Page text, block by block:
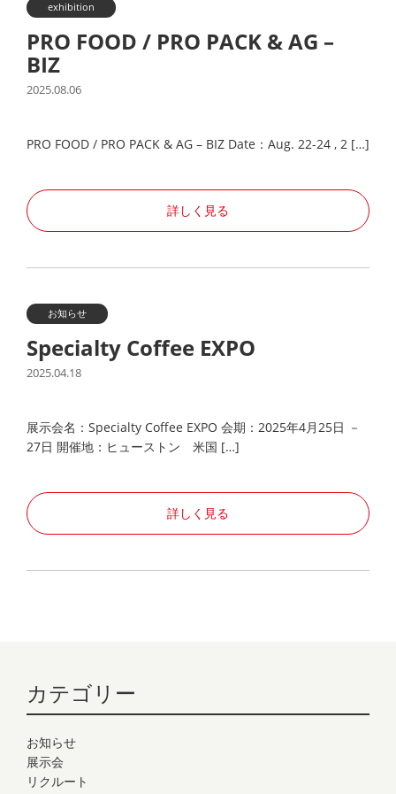
exhibition
PRO FOOD / PRO PACK & AG –
BIZ
2025.08.06
PRO FOOD / PRO PACK & AG – BIZ Date：Aug. 22-24 , 2 […]
詳しく見る
お知らせ
Specialty Coffee EXPO
2025.04.18
展示会名：Specialty Coffee EXPO 会期：2025年4月25日 －
27日 開催地：ヒューストン 米国 […]
詳しく見る
カテゴリー
お知らせ
展示会
リクルート